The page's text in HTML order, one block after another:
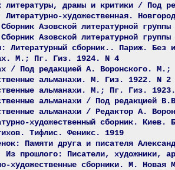
литературы, драмы и критики / Под
Литературно-художественная.
Азовской литературной
Азовской литературной
Литературный сборник.. Париж.
М.; Пг. Гиз. 1924. N 4
/ Под редакцией А. Воронского.
альманахи. М. Гиз. 1922. N 2
альманахи. М.; Пг. Гиз.
альманахи / Под редакцией
альманахи / Редактор А.
художественный сборник. Киев.
Тифлис. Феникс. 1919
Памяти друга и писателя
Из прошлого: Писатели, художники,
художественные сборники. М.